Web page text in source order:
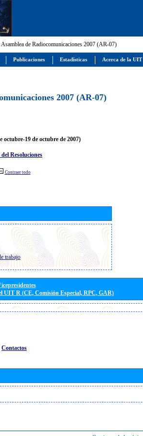
de Radiocomunicaciones 2007 (AR-07)
2007 (AR-07)
octubre-19 de octubre de 2007)
Resoluciones
Contraer todo
trabajo
UIT R (CE, Comisión Especial, RPC, GAR)
Contactos
Publicaciones Estadísticas Acerca de la UIT